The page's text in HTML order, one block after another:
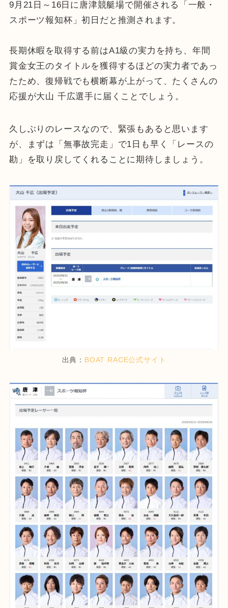
9月21日～16日に唐津競艇場で開催される「一般・
スポーツ報知杯」初日だと推測されます。
長期休暇を取得する前はA1級の実力を持ち、年間
賞金女王のタイトルを獲得するほどの実力者であっ
たため、復帰戦でも横断幕が上がって、たくさんの
応援が大山 千広選手に届くことでしょう。
久しぶりのレースなので、緊張もあると思います
が、まずは「無事故完走」で1日も早く「レースの
勘」を取り戻してくれることに期待しましょう。
出典： BOAT RACE公式サイト